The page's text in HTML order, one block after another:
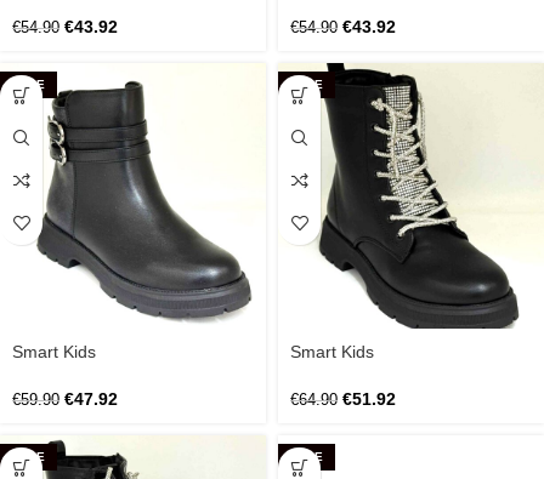
€54.90 €43.92 €54.90 €43.92
SALE
Smart Kids
€59.90 €47.92
SALE
Smart Kids
€64.90 €51.92
SALE SALE